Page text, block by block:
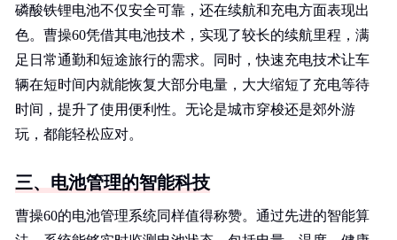
磷酸铁锂电池不仅安全可靠，还在续航和充电方面表现出
色。曹操60凭借其电池技术，实现了较长的续航里程，满
足日常通勤和短途旅行的需求。同时，快速充电技术让车
辆在短时间内就能恢复大部分电量，大大缩短了充电等待
时间，提升了使用便利性。无论是城市穿梭还是郊外游
玩，都能轻松应对。
三、电池管理的智能科技
曹操60的电池管理系统同样值得称赞。通过先进的智能算